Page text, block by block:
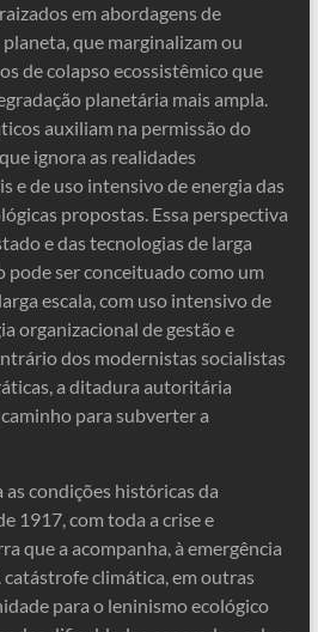
em abordagens de
que marginalizam ou
de colapso ecossistêmico que
planetária mais ampla.
auxiliam na permissão do
ignora as realidades
e de uso intensivo de energia das
propostas. Essa perspectiva
e das tecnologias de larga
pode ser conceituado como um
escala, com uso intensivo de
organizacional de gestão e
dos modernistas socialistas
a ditadura autoritária
para subverter a
condições históricas da
1917, com toda a crise e
que a acompanha, à emergência
climática, em outras
para o leninismo ecológico